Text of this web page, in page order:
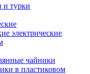
и турки
электрические
чайники
в пластиковом